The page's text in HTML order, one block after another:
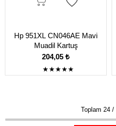
Hp 951XL CN046AE Mavi
Muadil Kartuş
★★★★★
204,05 ₺
Toplam 24/